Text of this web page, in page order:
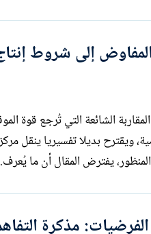
إلى شروط
من نقد المقاربة الشائعة
ويقترح بديلا تفسيريا ينقل
مذكرة التفاهم